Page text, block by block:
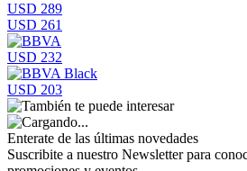
USD 289
USD 261
USD 232
USD 203
Enterate de las últimas novedades
Suscribite a nuestro Newsletter para